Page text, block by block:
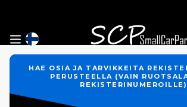
HAE OSIA JA TARVIKKEITA
PERUSTEELLA (VAIN
REKISTERINUMEROILLE)